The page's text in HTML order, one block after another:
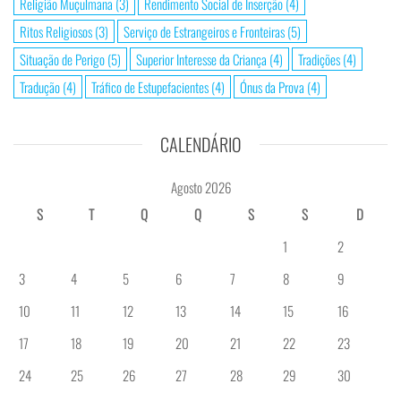
Ritos Religiosos(3) Serviço de Estrangeiros e Fronteiras(5)
Situação de Perigo(5) Superior Interesse da Criança (4) Tradições(4)
Tradução(4) Tráfico de Estupefacientes(4) Ónus da Prova (4)
CALENDÁRIO
Agosto 2026
S
T Q Q S S
D
1
2
3
4 5 6 7 8
9
10
11 12 13 14 15
16
17
18 19 20 21 22
23
24
25 26 27 28 29
30